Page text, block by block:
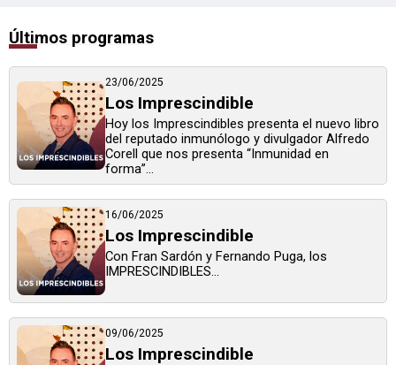
Últimos programas
23/06/2025
Los Imprescindible
Hoy los Imprescindibles presenta el nuevo libro
del reputado inmunólogo y divulgador Alfredo
Corell que nos presenta “Inmunidad en
forma”...
16/06/2025
Los Imprescindible
Con Fran Sardón y Fernando Puga, los
IMPRESCINDIBLES...
09/06/2025
Los Imprescindible